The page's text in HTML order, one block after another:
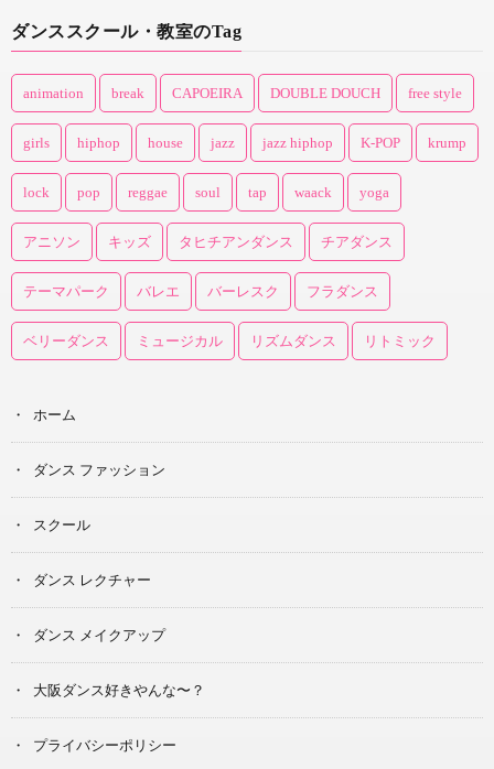
ダンススクール・教室のTag
animation break CAPOEIRA DOUBLE DOUCH free style
girls hiphop house jazz jazz hiphop K-POP krump
lock pop reggae soul tap waack yoga
アニソン キッズ タヒチアンダンス チアダンス
テーマパーク バレエ バーレスク フラダンス
ベリーダンス ミュージカル リズムダンス リトミック
ホーム
ダンス ファッション
スクール
ダンス レクチャー
ダンス メイクアップ
大阪ダンス好きやんな〜？
プライバシーポリシー